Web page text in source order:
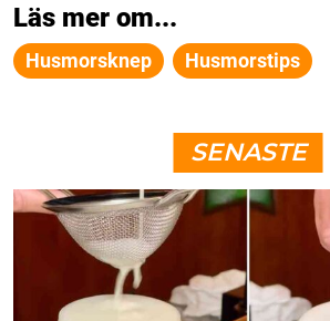
Läs mer om...
Husmorsknep Husmorstips
SENASTE